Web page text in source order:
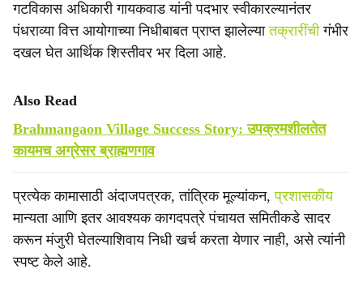
गटविकास अधिकारी गायकवाड यांनी पदभार स्वीकारल्यानंतर
पंधराव्या वित्त आयोगाच्या निधीबाबत प्राप्त झालेल्यातक्रारींचीगंभीर
दखल घेत आर्थिक शिस्तीवर भर दिला आहे.
Also Read
Brahmangaon Village Success Story: उपक्रमशीलतेत
कायमच अग्रेसर ब्राह्मणगाव
प्रत्येक कामासाठी अंदाजपत्रक, तांत्रिक मूल्यांकन,प्रशासकीय
मान्यता आणि इतर आवश्यक कागदपत्रे पंचायत समितीकडे सादर
करून मंजुरी घेतल्याशिवाय निधी खर्च करता येणार नाही, असे त्यांनी
स्पष्ट केले आहे.